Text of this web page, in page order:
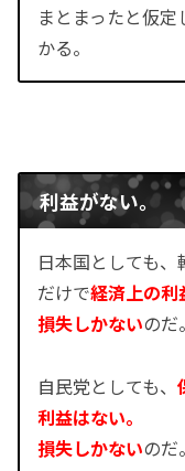
まとまったと仮
かる。
利益がない。
日本国としても
だけで経済上の利
損失しかないのだ。
自民党としても、
利益はない。
損失しかないのだ。